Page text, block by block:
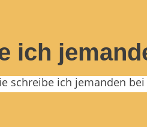
ich
schreibe ich jemanden